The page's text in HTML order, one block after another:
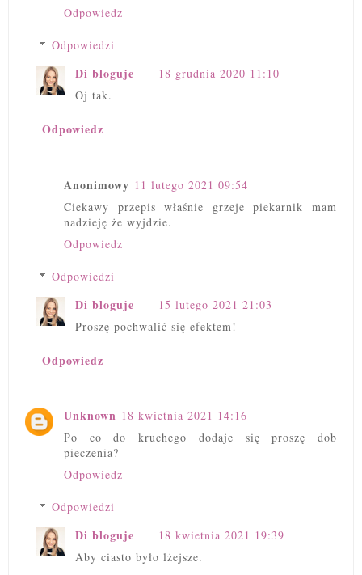
Odpowiedz
Odpowiedzi
Di bloguje
18 grudnia 2020 11:10
Oj tak.
Odpowiedz
Anonimowy 11 lutego 2021 09:54
Ciekawy przepis właśnie grzeje piekarnik mam
nadzieję że wyjdzie.
Odpowiedz
Odpowiedzi
Di bloguje
15 lutego 2021 21:03
Proszę pochwalić się efektem!
Odpowiedz
Unknown 18 kwietnia 2021 14:16
Po co do kruchego dodaje się proszę dob
pieczenia?
Odpowiedz
Odpowiedzi
Di bloguje
18 kwietnia 2021 19:39
Aby ciasto było lżejsze.